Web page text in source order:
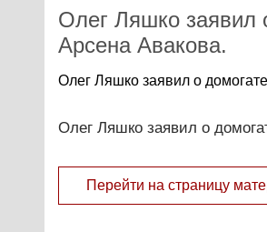
Олег Ляшко заявил
Арсена Авакова.
Олег Ляшко заявил о
Олег Ляшко заявил о
Перейти на страницу